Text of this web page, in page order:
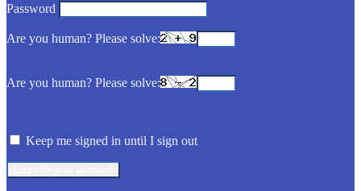
Password
Are you human? Please solve:
Are you human? Please solve:
Keep me signed in until I sign out